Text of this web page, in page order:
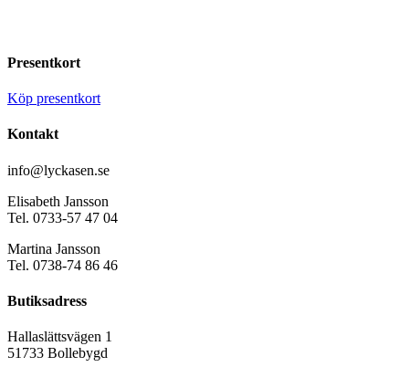
Presentkort
Köp presentkort
Kontakt
info@lyckasen.se
Elisabeth Jansson
Tel. 0733-57 47 04
Martina Jansson
Tel. 0738-74 86 46
Butiksadress
Hallaslättsvägen 1
51733 Bollebygd